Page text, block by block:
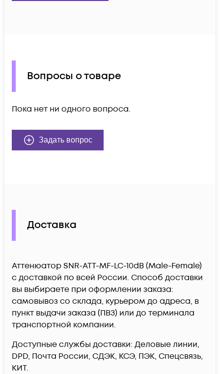
Вопросы о товаре
Пока нет ни одного вопроса.
Задать вопрос
Доставка
Аттенюатор SNR-ATT-MF-LC-10dB (Male-Female)
c доставкой по всей России. Способ доставки
вы выбираете при оформлении заказа:
самовывоз со склада, курьером до адреса, в
пункт выдачи заказа (ПВЗ) или до терминала
транспортной компании.
Доступные службы доставки: Деловые линии,
DPD, Почта России, СДЭК, КСЭ, ПЭК, Спецсвязь,
КИТ.